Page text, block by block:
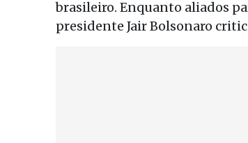
brasileiro. Enquanto aliados
presidente Jair Bolsonaro